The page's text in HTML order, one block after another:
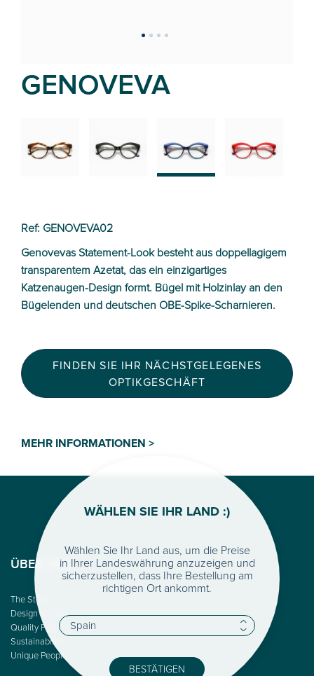
GENOVEVA
Ref: GENOVEVA02
Genovevas Statement-Look besteht aus doppellagigem
transparentem Azetat, das ein einzigartiges
Katzenaugen-Design formt. Bügel mit Holzinlay an den
Bügelenden und deutschen OBE-Spike-Scharnieren.
FINDEN SIE IHR NÄCHSTGELEGENES
OPTIKGESCHÄFT
MEHR INFORMATIONEN >
ÜBER UNS
The Story
Design & Color
Quality First
Sustainability
Unique People
WÄHLEN SIE IHR LAND :)
Wählen Sie Ihr Land aus, um die Preise
in Ihrer Landeswährung anzuzeigen und
sicherzustellen, dass Ihre Bestellung am
richtigen Ort ankommt.
BESTÄTIGEN